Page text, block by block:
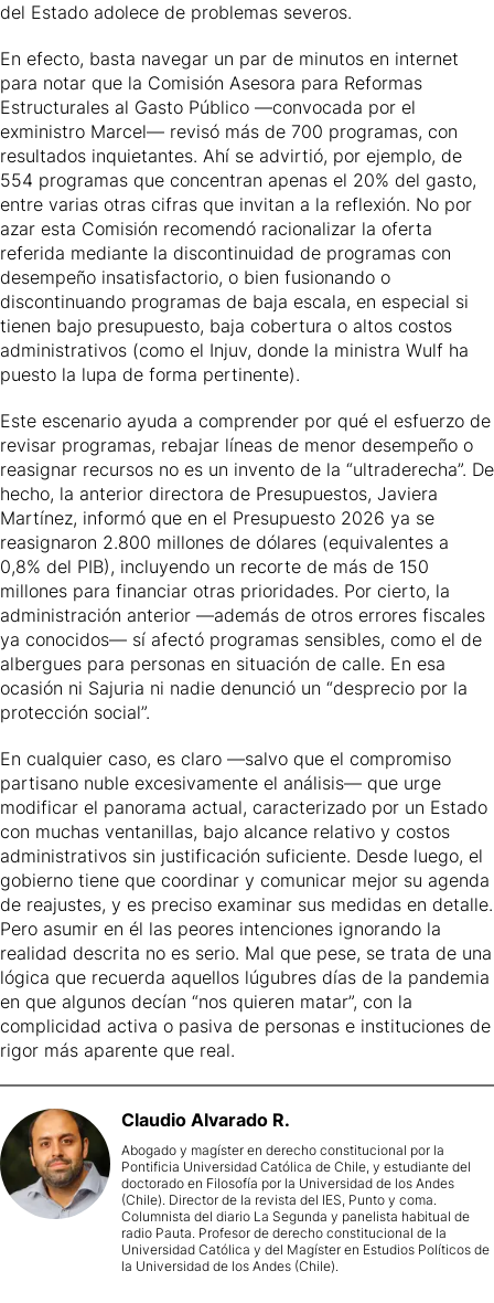
del Estado adolece de problemas severos.
En efecto, basta navegar un par de minutos en internet
para notar que la Comisión Asesora para Reformas
Estructurales al Gasto Público —convocada por el
exministro Marcel— revisó más de 700 programas, con
resultados inquietantes. Ahí se advirtió, por ejemplo, de
554 programas que concentran apenas el 20% del gasto,
entre varias otras cifras que invitan a la reflexión. No por
azar esta Comisión recomendó racionalizar la oferta
referida mediante la discontinuidad de programas con
desempeño insatisfactorio, o bien fusionando o
discontinuando programas de baja escala, en especial si
tienen bajo presupuesto, baja cobertura o altos costos
administrativos (como el Injuv, donde la ministra Wulf ha
puesto la lupa de forma pertinente).
Este escenario ayuda a comprender por qué el esfuerzo de
revisar programas, rebajar líneas de menor desempeño o
reasignar recursos no es un invento de la “ultraderecha”. De
hecho, la anterior directora de Presupuestos, Javiera
Martínez, informó que en el Presupuesto 2026 ya se
reasignaron 2.800 millones de dólares (equivalentes a
0,8% del PIB), incluyendo un recorte de más de 150
millones para financiar otras prioridades. Por cierto, la
administración anterior —además de otros errores fiscales
ya conocidos— sí afectó programas sensibles, como el de
albergues para personas en situación de calle. En esa
ocasión ni Sajuria ni nadie denunció un “desprecio por la
protección social”.
En cualquier caso, es claro —salvo que el compromiso
partisano nuble excesivamente el análisis— que urge
modificar el panorama actual, caracterizado por un Estado
con muchas ventanillas, bajo alcance relativo y costos
administrativos sin justificación suficiente. Desde luego, el
gobierno tiene que coordinar y comunicar mejor su agenda
de reajustes, y es preciso examinar sus medidas en detalle.
Pero asumir en él las peores intenciones ignorando la
realidad descrita no es serio. Mal que pese, se trata de una
lógica que recuerda aquellos lúgubres días de la pandemia
en que algunos decían “nos quieren matar”, con la
complicidad activa o pasiva de personas e instituciones de
rigor más aparente que real.
Claudio Alvarado R.
Abogado y magíster en derecho constitucional por la
Pontificia Universidad Católica de Chile, y estudiante del
doctorado en Filosofía por la Universidad de los Andes
(Chile). Director de la revista del IES, Punto y coma.
Columnista del diario La Segunda y panelista habitual de
radio Pauta. Profesor de derecho constitucional de la
Universidad Católica y del Magíster en Estudios Políticos de
la Universidad de los Andes (Chile).